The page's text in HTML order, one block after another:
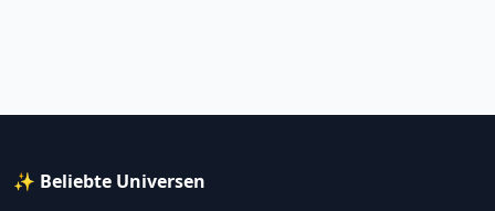
✨ Beliebte Universen